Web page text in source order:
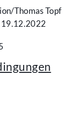
​Thomas Topf